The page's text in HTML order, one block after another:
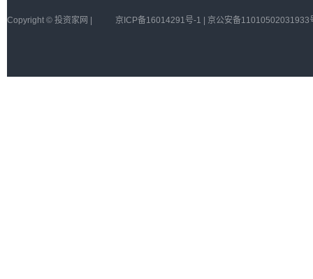
Copyright © 投资家网 | 京ICP备16014291号-1 | 京公安备11010502031933